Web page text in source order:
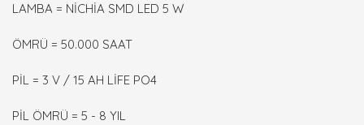
LAMBA = NİCHİA SMD LED 5 W
ÖMRÜ = 50.000 SAAT
PİL = 3 V / 15 AH LİFE PO4
PİL ÖMRÜ = 5 - 8 YIL